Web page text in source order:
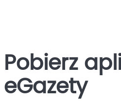
Pobierz
eGazety